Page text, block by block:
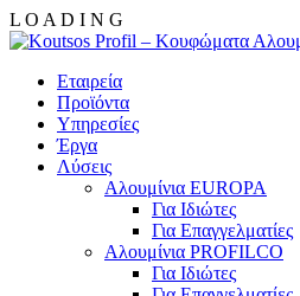
L O A D I N G
Εταιρεία
Προϊόντα
Υπηρεσίες
Έργα
Λύσεις
Αλουμίνια EUROPA
Για Ιδιώτες
Για Επαγγελματίες
Αλουμίνια PROFILCO
Για Ιδιώτες